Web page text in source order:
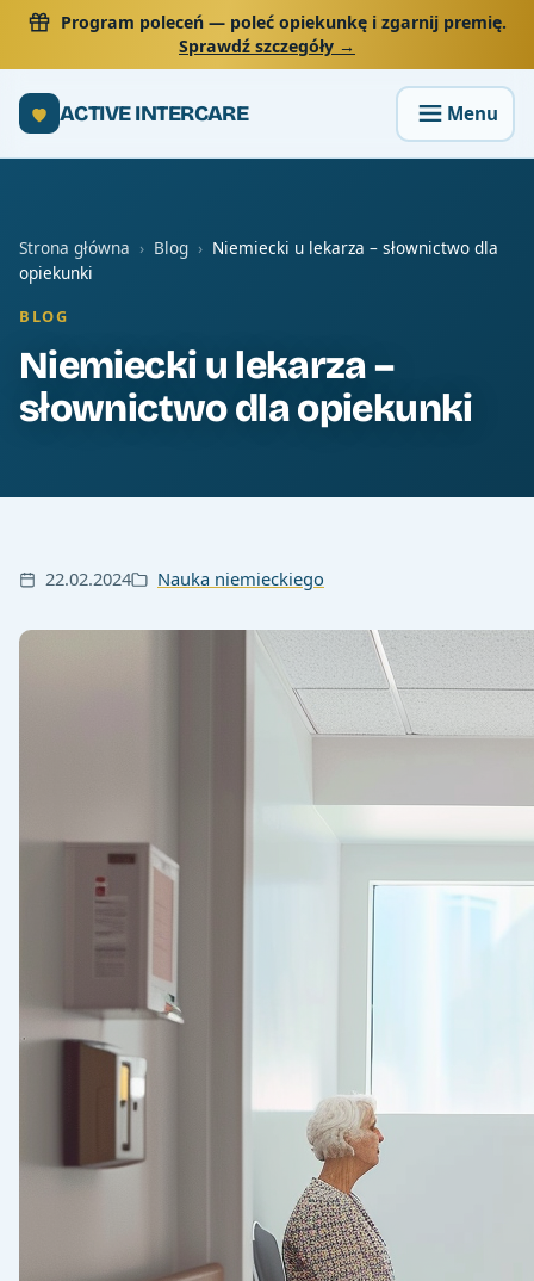
Program poleceń— poleć opiekunkę i zgarnij premię.
Sprawdź szczegóły →
ACTIVE INTERCARE
Strona główna › Blog › Niemiecki u lekarza – słownictwo dla
opiekunki
BLOG
Niemiecki u lekarza –
słownictwo dla opiekunki
22.02.2024 Nauka niemieckiego